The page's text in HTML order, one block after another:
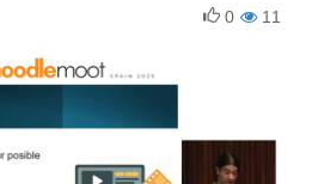
la creatividad del
11
0